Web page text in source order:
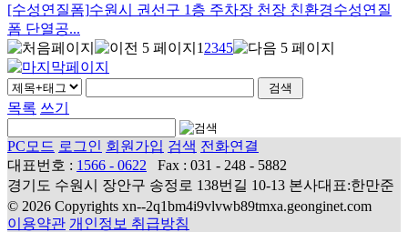
[수성연질폼]수원시 권선구 1층 주차장 천장 친환경수성연질
폼 단열공...
1 2345
목록 쓰기
PC모드 로그인 회원가입 검색 전화연결
대표번호 : 1566 - 0622
Fax : 031 - 248 - 5882
경기도 수원시 장안구 송정로 138번길 10-13 본사대표:한만준
© 2026 Copyrights xn--2q1bm4i9vlvwb89tmxa.geonginet.com
이용약관 개인정보 취급방침